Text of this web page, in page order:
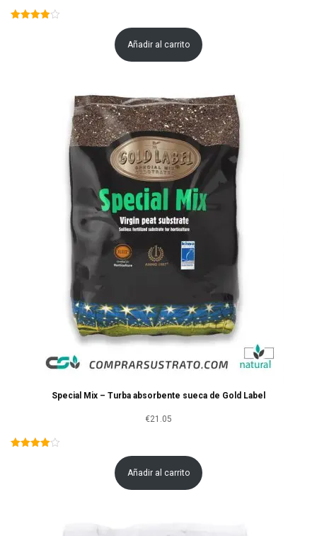
Añadir al carrito
Special Mix – Turba absorbente sueca de Gold Label
€21.05
Añadir al carrito